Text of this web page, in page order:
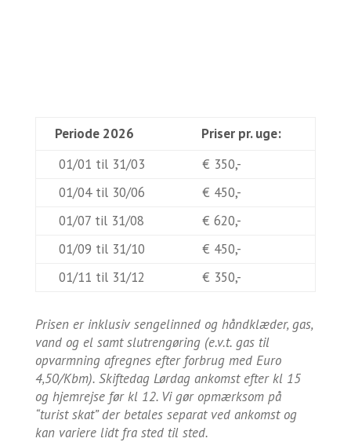
Periode 2026
Priser pr. uge:
01/01 til 31/03
€ 350,-
01/04 til 30/06
€ 450,-
01/07 til 31/08
€ 620,-
01/09 til 31/10
€ 450,-
01/11 til 31/12
€ 350,-
Prisen er inklusiv sengelinned og håndklæder, gas,
vand og el samt slutrengøring (e.v.t. gas til
opvarmning afregnes efter forbrug med Euro
4,50/Kbm). Skiftedag Lørdag ankomst efter kl 15
og hjemrejse før kl 12. Vi gør opmærksom på
“turist skat” der betales separat ved ankomst og
kan variere lidt fra sted til sted.